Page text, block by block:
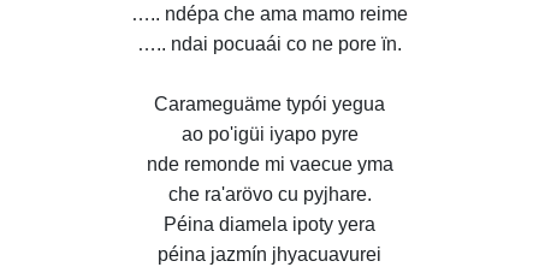
….. ndépa che ama mamo reime
….. ndai pocuaái co ne pore ïn.
Carameguäme typói yegua
ao po'igüi iyapo pyre
nde remonde mi vaecue yma
che ra'arövo cu pyjhare.
Péina diamela ipoty yera
péina jazmín jhyacuavurei